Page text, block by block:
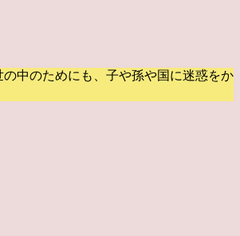
中のためにも、子や孫や国に迷惑をか